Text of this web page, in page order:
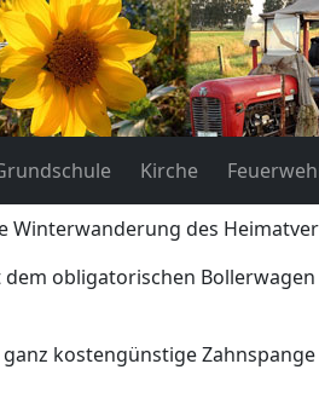
Kirche
Winterwanderung des
obligatorischen
kostengünstige